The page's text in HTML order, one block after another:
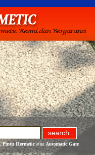
Pintu HermeticatauAutomatic Gate